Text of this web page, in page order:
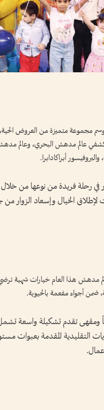
مجموعة متميزة من العروض
عالم مدهش البحري، وعالم مدهش
أبراكادابرا.
في رحلة فريدة من نوعها من
الخيال وإسعاد الزوار من
مدهش هذا العام خيارات شهية ترضي
ضمن أجواء مفعمة بالحيوية.
19 مطعماً ومقهى تقدم تشكيلة
التقليدية المقدمة بعبوات